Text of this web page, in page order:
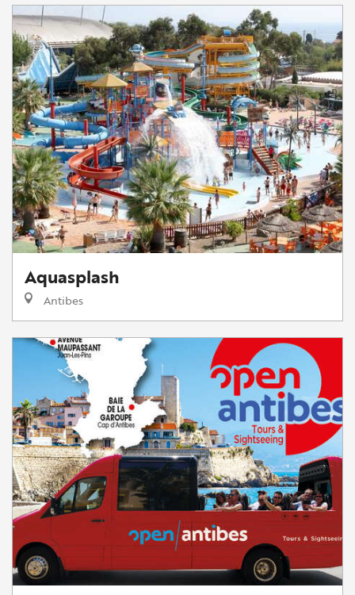
Aquasplash
Antibes